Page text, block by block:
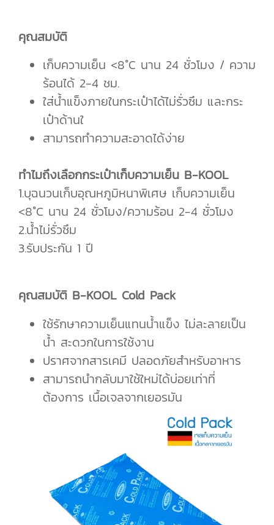
คุณสมบัติ
เก็บความเย็น <8°C นาน 24 ชั่วโมง / ความ
ร้อนได้ 2-4 ชม.
ใส่น้ำแข็งภายในกระเป๋าได้ไม่รั่วซึม และกระ
เป๋าด้านใ
สามารถทำความสะอาดได้ง่าย
ทำไมถึงเลือกกระเป๋าเก็บความเย็น B-KOOL
1.บุฉนวนเก็บอุณหภูมิหนาพิเศษ เก็บความเย็น
<8°C นาน 24 ชั่วโมง/ความร้อน 2-4 ชั่วโมง
2.น้ำไม่รั่วซึม
3.รับประกัน 1 ปี
คุณสมบัติ B-KOOL Cold Pack
ใช้รักษาความเย็นแทนน้ำแข็ง ไม่ละลายเป็น
น้ำ สะดวกในการใช้งาน
ปราศจากสารเคมี ปลอดภัยสำหรับอาหาร
สามารถนำกลับมาใช้ใหม่ได้บ่อยเท่าที่
ต้องการ เนื้อเจลจากเยอรมัน